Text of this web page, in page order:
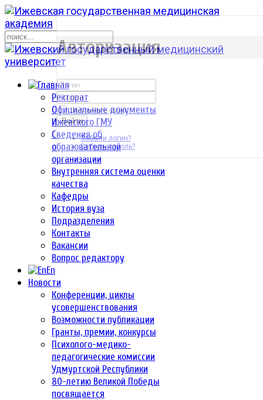
Ректорат
Официальные документы
Ижевского ГМУ
Сведения об
образовательной
организации
Внутренняя система оценки
качества
Кафедры
История вуза
Подразделения
Контакты
Вакансии
Вопрос редактору
En
Новости
Конференции, циклы
усовершенствования
Возможности публикации
Гранты, премии, конкурсы
Психолого-медико-
педагогические комиссии
Удмуртской Республики
80-летию Великой Победы
посвящается
р
Авторизация
Запомнить меня
Войти
Забыли логин?
Забыли пароль?